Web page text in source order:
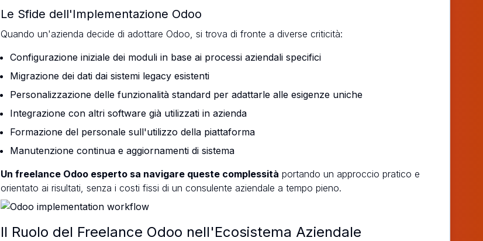
Le Sfide dell'Implementazione Odoo
Quando un'azienda decide di adottare Odoo, si trova di fronte a diverse criticità:
Configurazione iniziale dei moduli in base ai processi aziendali specifici
Migrazione dei dati dai sistemi legacy esistenti
Personalizzazione delle funzionalità standard per adattarle alle esigenze uniche
Integrazione con altri software già utilizzati in azienda
Formazione del personale sull'utilizzo della piattaforma
Manutenzione continua e aggiornamenti di sistema
Un freelance Odoo esperto sa navigare queste complessità portando un approccio pratico e
orientato ai risultati, senza i costi fissi di un consulente aziendale a tempo pieno.
Il Ruolo del Freelance Odoo nell'Ecosistema Aziendale